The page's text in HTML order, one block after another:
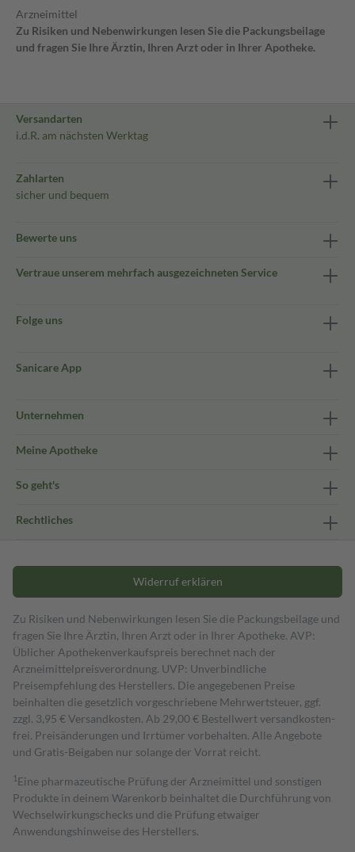
Arzneimittel
Zu Risiken und Nebenwirkungen lesen Sie die Packungsbeilage
und fragen Sie Ihre Ärztin, Ihren Arzt oder in Ihrer Apotheke.
Versandarten
i.d.R. am nächsten Werktag
Zahlarten
sicher und bequem
Bewerte uns
Vertraue unserem mehrfach ausgezeichneten Service
Folge uns
Sanicare App
Unternehmen
Meine Apotheke
So geht's
Rechtliches
Widerruf erklären
Zu Risiken und Nebenwirkungen lesen Sie die Packungsbeilage und
fragen Sie Ihre Ärztin, Ihren Arzt oder in Ihrer Apotheke. AVP:
Üblicher Apothekenverkaufspreis berechnet nach der
Arzneimittelpreisverordnung. UVP: Unverbindliche
Preisempfehlung des Herstellers. Die angegebenen Preise
beinhalten die gesetzlich vorgeschriebene Mehrwertsteuer, ggf.
zzgl. 3,95 € Versandkosten. Ab 29,00 € Bestell­wert versand­kosten­
frei. Preisänderungen und Irrtümer vorbehalten. Alle Angebote
und Gratis-Beigaben nur solange der Vorrat reicht.
1 Eine pharmazeutische Prüfung der Arzneimittel und sonstigen
Produkte in deinem Warenkorb beinhaltet die Durchführung von
Wechselwirkungschecks und die Prüfung etwaiger
Anwendungshinweise des Herstellers.